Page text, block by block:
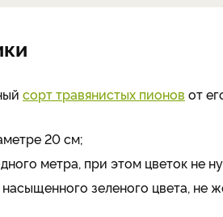
сорт травянистых пионов от
20 см;
метра, при этом цветок не
зеленого цвета,